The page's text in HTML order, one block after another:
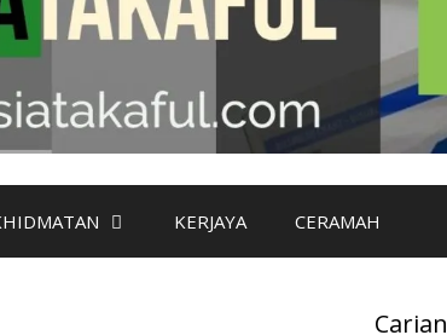
KERJAYA CERAMAH
Carian